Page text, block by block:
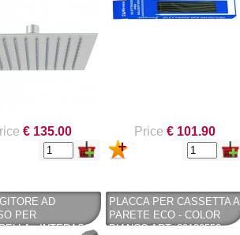
€ 135.00 Price € 101.90
AD
PER
- INTERASSE
PLACCA PER CASSETTA A
PARETE ECO - COLOR
BIANCO ART. 80130550 -